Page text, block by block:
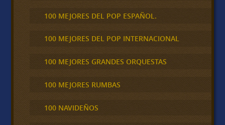
100 MEJORES DEL POP ESPAÑOL.
100 MEJORES DEL POP INTERNACIONAL
100 MEJORES GRANDES ORQUESTAS
100 MEJORES RUMBAS
100 NAVIDEÑOS